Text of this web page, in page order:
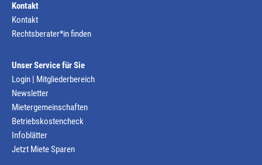
Kontakt
Kontakt
Rechtsberater*in finden
Unser Service für Sie
Login | Mitgliederbereich
Newsletter
Mietergemeinschaften
Betriebskostencheck
Infoblätter
Jetzt Miete Sparen